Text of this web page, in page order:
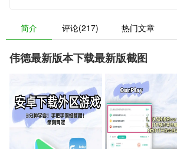
简介 评论(217) 热门文章
伟德最新版本下载最新版截图